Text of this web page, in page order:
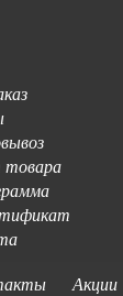
товара
Акции